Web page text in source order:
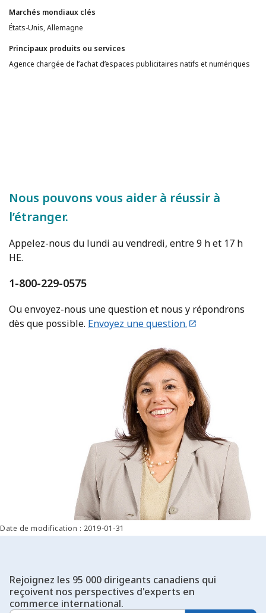
Marchés mondiaux clés
États-Unis, Allemagne
Principaux produits ou services
Agence chargée de l’achat d’espaces publicitaires natifs et numériques
Nous pouvons vous aider à réussir à
l’étranger.
Appelez-nous du lundi au vendredi, entre 9 h et 17 h
HE.
1-800-229-0575
Ou envoyez-nous une question et nous y répondrons
dès que possible. Envoyez une question.
Date de modification : 2019-01-31
Rejoignez les 95 000 dirigeants canadiens qui
reçoivent nos perspectives d'experts en
commerce international.